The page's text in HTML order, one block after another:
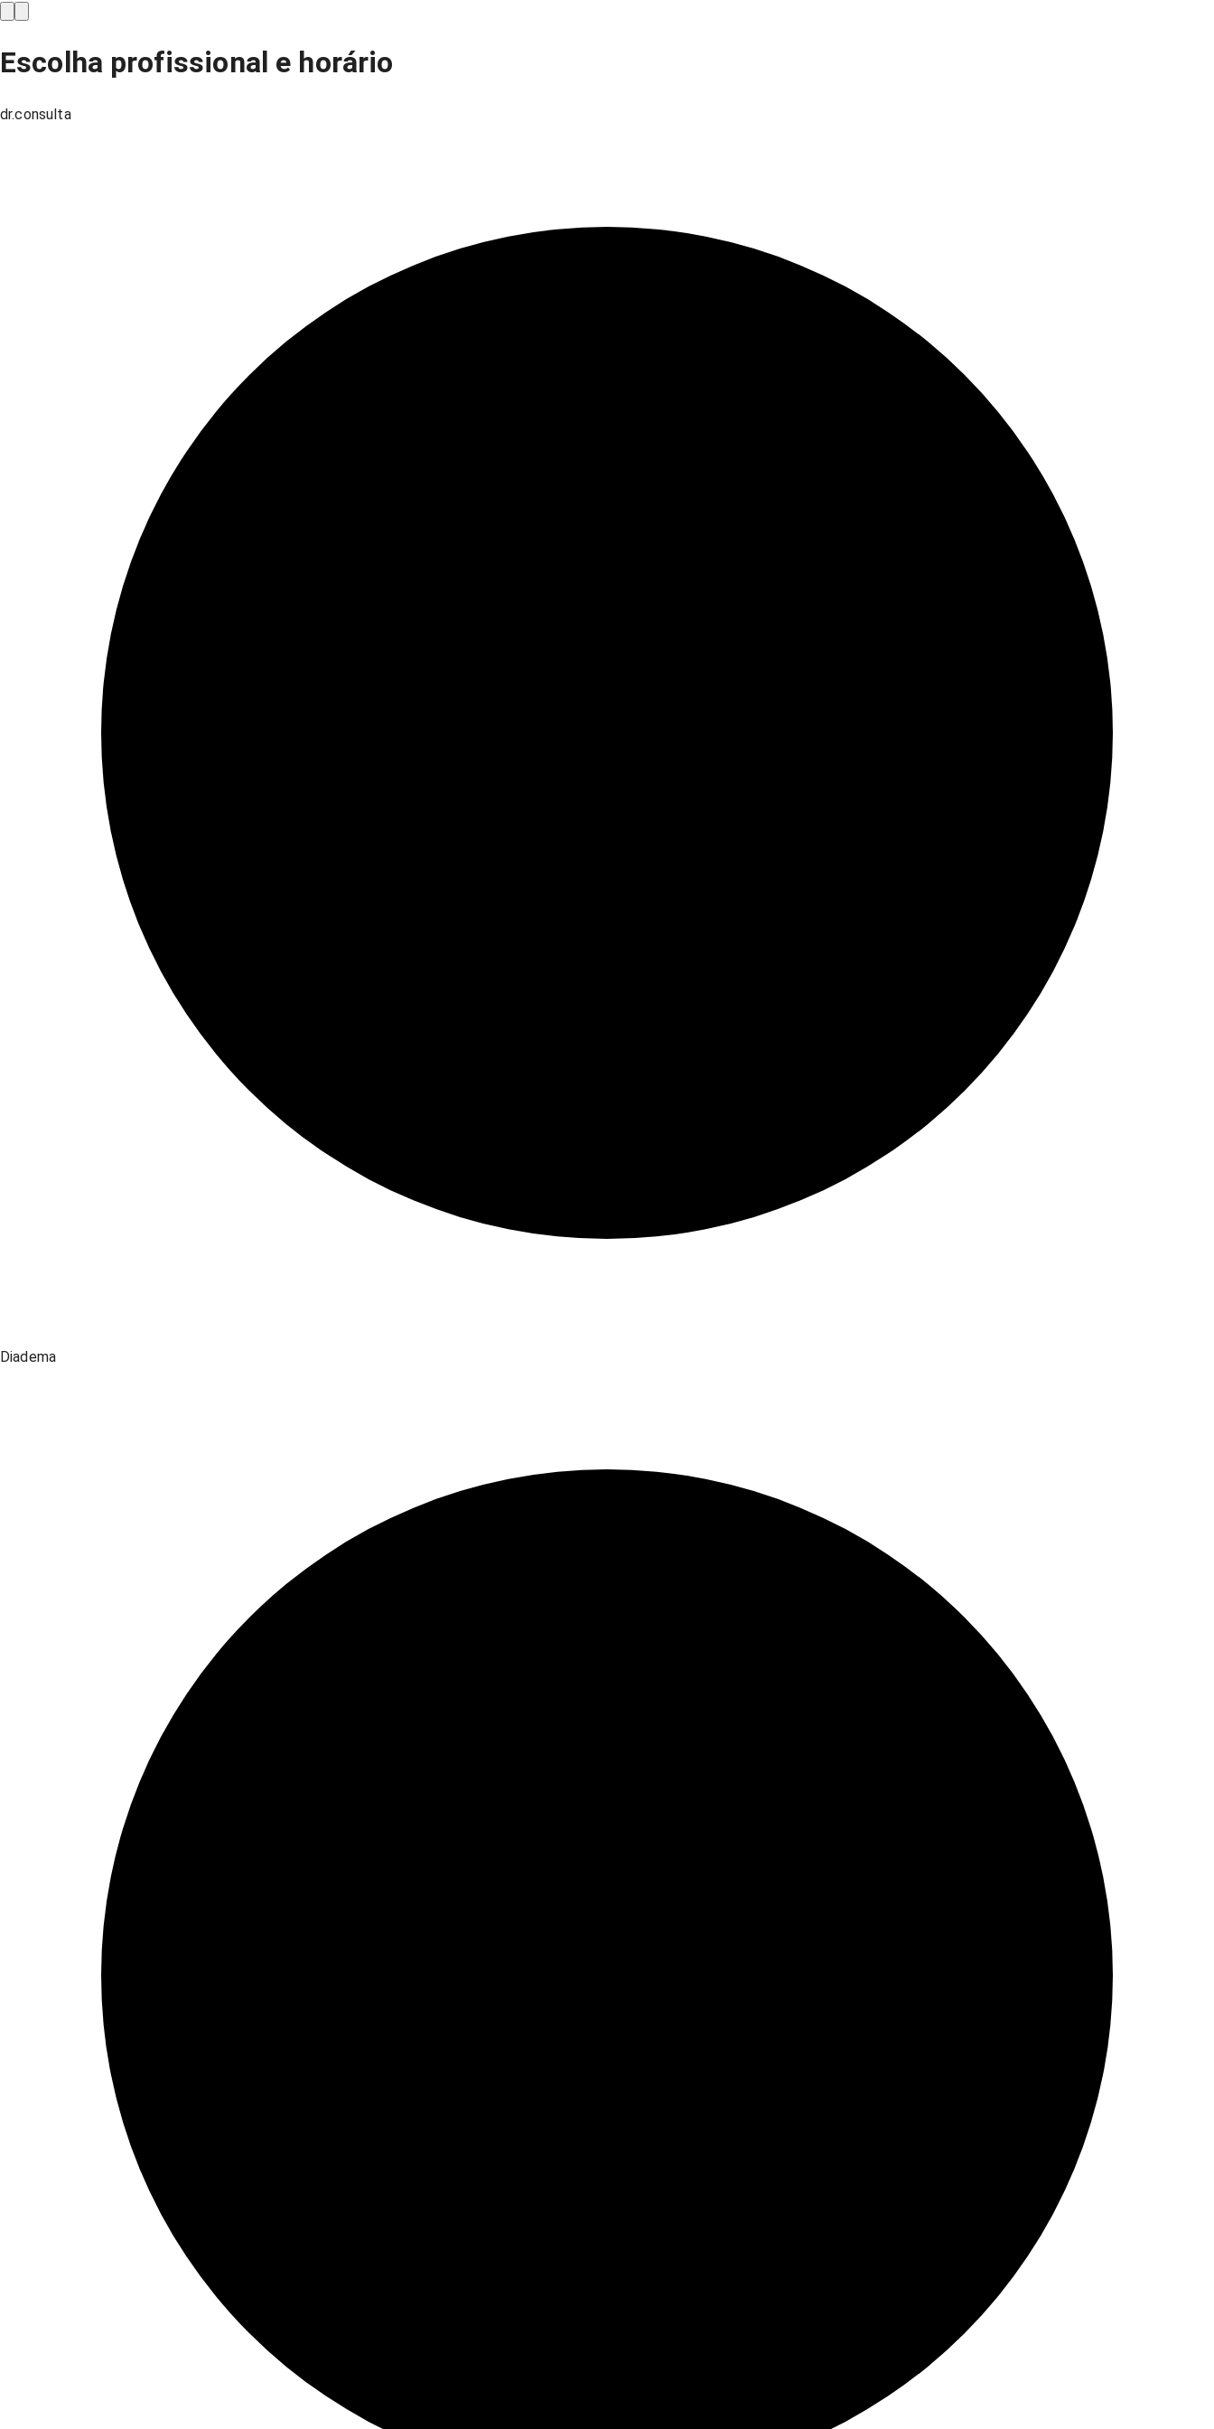
Escolha profissional e horário
dr.consulta
Diadema